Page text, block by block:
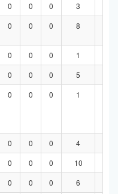
0 0 0 3
0 0 0 8
0 0 0 1
0 0 0 5
0 0 0 1
0 0 0 4
0 0 0 10
0 0 0 6